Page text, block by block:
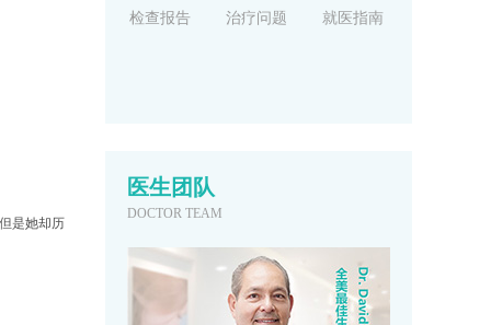
是她却历
检查报告 治疗问题 就医指南
医生团队
DOCTOR TEAM